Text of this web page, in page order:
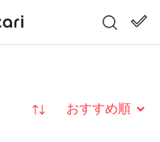
並び替え